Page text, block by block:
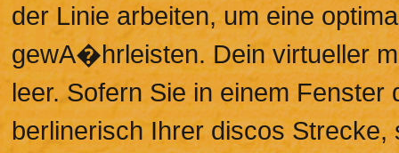
der Linie arbeiten, um eine
gewA�hrleisten. Dein virtueller
leer. Sofern Sie in einem
berlinerisch Ihrer discos